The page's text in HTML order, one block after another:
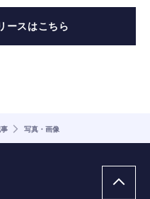
ースはこちら
写真・画像